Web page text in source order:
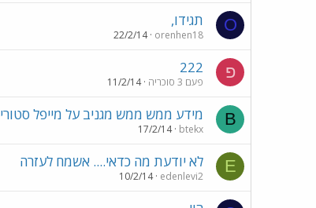
O תגידו,
orenhen18
22/2/14
פ 222
פעם 3 סוכריה 11/2/14
B מידע ממש ממש מגניב על מייפל סטורי
btekx
17/2/14
E לא יודעת מה כדאי.... אשמח לעזרה
edenlevi2
10/2/14